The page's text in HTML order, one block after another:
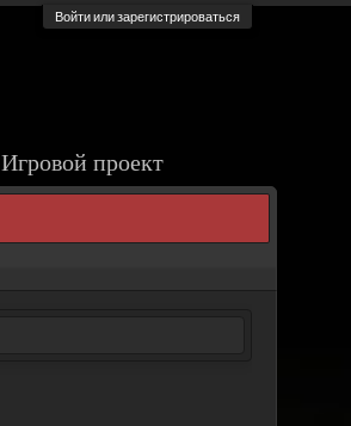
Войти или зарегистрироваться
Игровой проект